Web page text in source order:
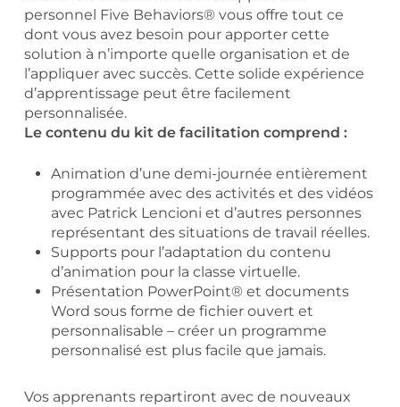
personnel Five Behaviors® vous offre tout ce
dont vous avez besoin pour apporter cette
solution à n’importe quelle organisation et de
l’appliquer avec succès. Cette solide expérience
d’apprentissage peut être facilement
personnalisée.
Le contenu du kit de facilitation comprend :
Animation d’une demi-journée entièrement
programmée avec des activités et des vidéos
avec Patrick Lencioni et d’autres personnes
représentant des situations de travail réelles.
Supports pour l’adaptation du contenu
d’animation pour la classe virtuelle.
Présentation PowerPoint® et documents
Word sous forme de fichier ouvert et
personnalisable – créer un programme
personnalisé est plus facile que jamais.
Vos apprenants repartiront avec de nouveaux